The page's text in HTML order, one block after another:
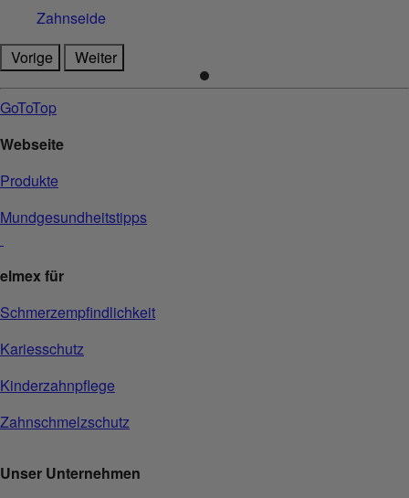
Zahnseide
Vorige
Weiter
GoToTop
Webseite
Produkte
Mundgesundheitstipps
elmex für
Schmerzempfindlichkeit
Kariesschutz
Kinderzahnpflege
Zahnschmelzschutz
Unser Unternehmen